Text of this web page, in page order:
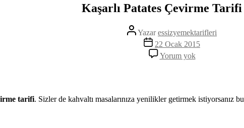
Kaşarlı Patates Çevirme Tarifi
Yazının
yazarı
Yazaressizyemektarifleri
Yazı
tarihi
22 Ocak 2015
Yorum yokKaşarlı
Patates
tarifi. Sizler de kahvaltı masalarınıza yenilikler getirmek istiyorsanız bu